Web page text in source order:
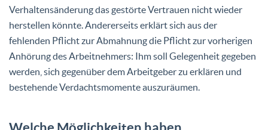
Verhaltensänderung das gestörte Vertrauen nicht wieder
herstellen könnte. Andererseits erklärt sich aus der
fehlenden Pflicht zur Abmahnung die Pflicht zur vorherigen
Anhörung des Arbeitnehmers: Ihm soll Gelegenheit gegeben
werden, sich gegenüber dem Arbeitgeber zu erklären und
bestehende Verdachtsmomente auszuräumen.